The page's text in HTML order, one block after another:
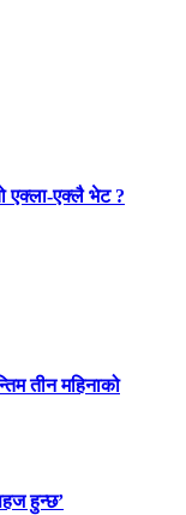
एक्ला-एक्लै भेट ?
तीन महिनाको
हुन्छ’